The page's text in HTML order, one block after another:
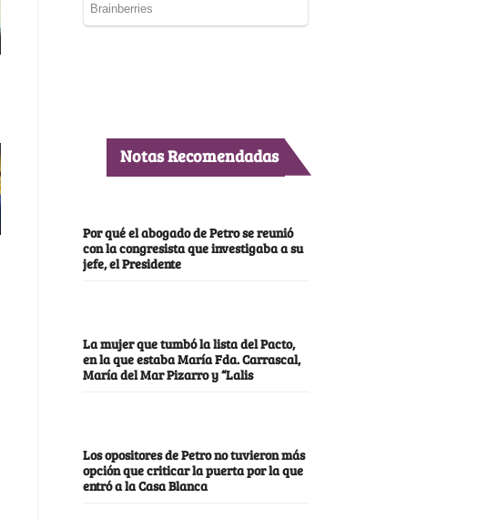
Notas Recomendadas
Por qué el abogado de Petro se reunió
con la congresista que investigaba a su
jefe, el Presidente
La mujer que tumbó la lista del Pacto,
en la que estaba María Fda. Carrascal,
María del Mar Pizarro y “Lalis
Los opositores de Petro no tuvieron más
opción que criticar la puerta por la que
entró a la Casa Blanca